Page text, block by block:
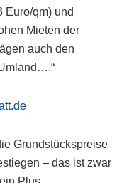
Euro/qm) und
Mieten der
auch den
Grundstückspreise
– das ist zwar